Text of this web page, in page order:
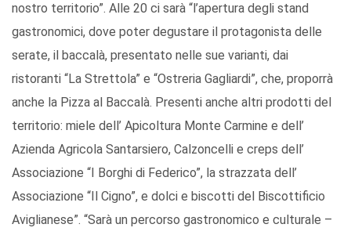
nostro territorio”. Alle 20 ci sarà “l’apertura degli stand
gastronomici, dove poter degustare il protagonista delle
serate, il baccalà, presentato nelle sue varianti, dai
ristoranti “La Strettola” e “Ostreria Gagliardi”, che, proporrà
anche la Pizza al Baccalà. Presenti anche altri prodotti del
territorio: miele dell’ Apicoltura Monte Carmine e dell’
Azienda Agricola Santarsiero, Calzoncelli e creps dell’
Associazione “I Borghi di Federico”, la strazzata dell’
Associazione “Il Cigno”, e dolci e biscotti del Biscottificio
Aviglianese”. “Sarà un percorso gastronomico e culturale –